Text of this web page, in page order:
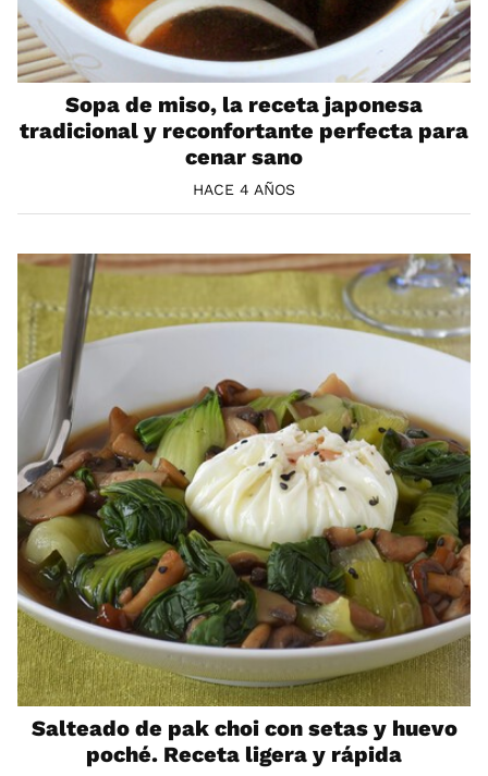
Sopa de miso, la receta japonesa
tradicional y reconfortante perfecta para
cenar sano
HACE 4 AÑOS
Salteado de pak choi con setas y huevo
poché. Receta ligera y rápida